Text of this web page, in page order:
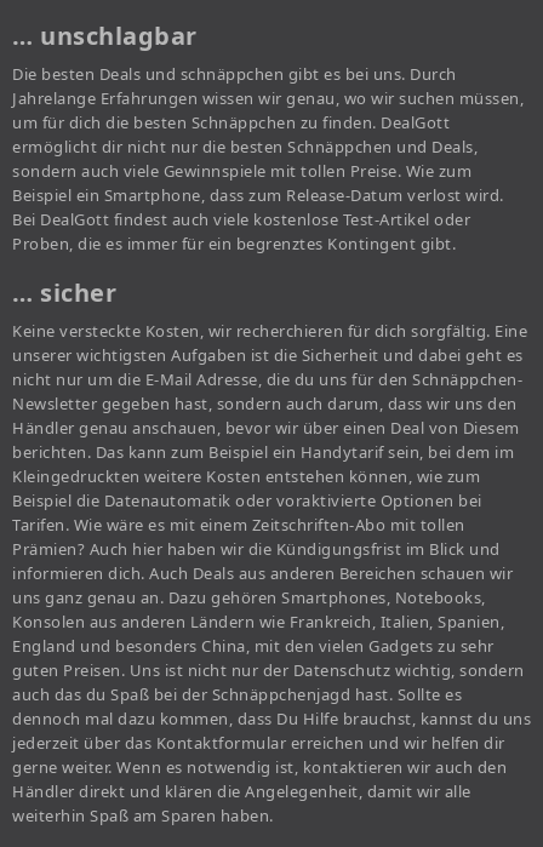
… unschlagbar
Die besten Deals und schnäppchen gibt es bei uns. Durch
Jahrelange Erfahrungen wissen wir genau, wo wir suchen müssen,
um für dich die besten Schnäppchen zu finden. DealGott
ermöglicht dir nicht nur die besten Schnäppchen und Deals,
sondern auch viele Gewinnspiele mit tollen Preise. Wie zum
Beispiel ein Smartphone, dass zum Release-Datum verlost wird.
Bei DealGott findest auch viele kostenlose Test-Artikel oder
Proben, die es immer für ein begrenztes Kontingent gibt.
… sicher
Keine versteckte Kosten, wir recherchieren für dich sorgfältig. Eine
unserer wichtigsten Aufgaben ist die Sicherheit und dabei geht es
nicht nur um die E-Mail Adresse, die du uns für den Schnäppchen-
Newsletter gegeben hast, sondern auch darum, dass wir uns den
Händler genau anschauen, bevor wir über einen Deal von Diesem
berichten. Das kann zum Beispiel ein Handytarif sein, bei dem im
Kleingedruckten weitere Kosten entstehen können, wie zum
Beispiel die Datenautomatik oder voraktivierte Optionen bei
Tarifen. Wie wäre es mit einem Zeitschriften-Abo mit tollen
Prämien? Auch hier haben wir die Kündigungsfrist im Blick und
informieren dich. Auch Deals aus anderen Bereichen schauen wir
uns ganz genau an. Dazu gehören Smartphones, Notebooks,
Konsolen aus anderen Ländern wie Frankreich, Italien, Spanien,
England und besonders China, mit den vielen Gadgets zu sehr
guten Preisen. Uns ist nicht nur der Datenschutz wichtig, sondern
auch das du Spaß bei der Schnäppchenjagd hast. Sollte es
dennoch mal dazu kommen, dass Du Hilfe brauchst, kannst du uns
jederzeit über das Kontaktformular erreichen und wir helfen dir
gerne weiter. Wenn es notwendig ist, kontaktieren wir auch den
Händler direkt und klären die Angelegenheit, damit wir alle
weiterhin Spaß am Sparen haben.